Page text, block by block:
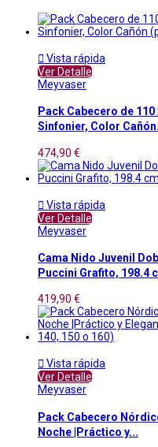
 Vista rápida
Ver Detalle
Meyvaser
Pack Cabecero de
Sinfonier, Color
474,90 €
 Vista rápida
Ver Detalle
Meyvaser
Cama Nido Juvenil
Puccini Grafito, 198.4
419,90 €
 Vista rápida
Ver Detalle
Meyvaser
Pack Cabecero
Noche |Práctico y...